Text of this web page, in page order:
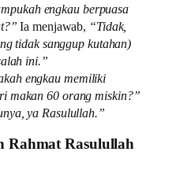
engkau berpuasa
Ia menjawab, “Tidak,
tidak sanggup kutahan)
ini.”
engkau memiliki
makan 60 orang miskin?”
ya Rasulullah.”
Rahmat Rasulullah